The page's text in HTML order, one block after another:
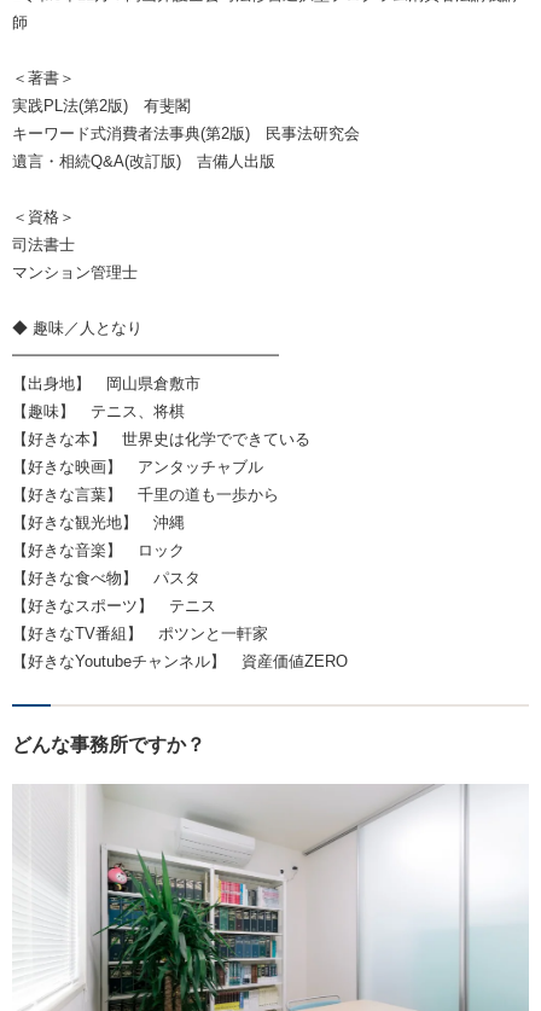
師
＜著書＞
実践PL法(第2版) 有斐閣
キーワード式消費者法事典(第2版) 民事法研究会
遺言・相続Q&A(改訂版) 吉備人出版
＜資格＞
司法書士
マンション管理士
◆ 趣味／人となり
━━━━━━━━━━━━━━━━━
【出身地】 岡山県倉敷市
【趣味】 テニス、将棋
【好きな本】 世界史は化学でできている
【好きな映画】 アンタッチャブル
【好きな言葉】 千里の道も一歩から
【好きな観光地】 沖縄
【好きな音楽】 ロック
【好きな食べ物】 パスタ
【好きなスポーツ】 テニス
【好きなTV番組】 ポツンと一軒家
【好きなYoutubeチャンネル】 資産価値ZERO
どんな事務所ですか？